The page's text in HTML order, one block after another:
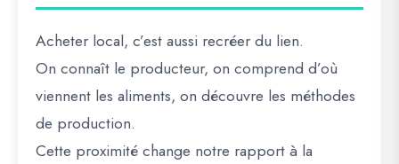
Acheter local, c’est aussi recréer du lien.
On connaît le producteur, on comprend d’où
viennent les aliments, on découvre les méthodes
de production.
Cette proximité change notre rapport à la